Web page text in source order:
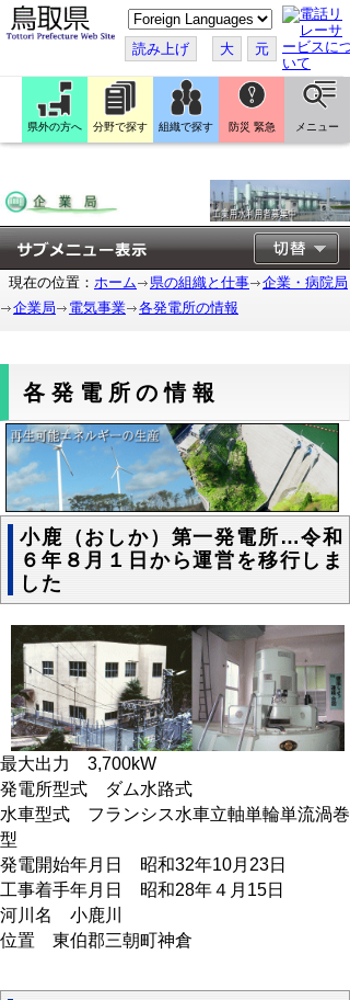
こ
の
ペ
ー
ジ
翻
訳
す
読み上げ 大 元
県外の方へ 分野で探す 組織で探す 防災 緊急 メニュー
現在の位置： ホーム 県の組織と仕事
企業・病院局
企業局
電気事業 各発電所の情報
各発電所の情報
小鹿（おしか）第一発電所…令和
６年８月１日から運営を移行しま
した
最大出力 3,700kW
発電所型式 ダム水路式
水車型式 フランシス水車立軸単輪単流渦巻
型
発電開始年月日 昭和32年10月23日
工事着手年月日 昭和28年４月15日
河川名 小鹿川
位置 東伯郡三朝町神倉